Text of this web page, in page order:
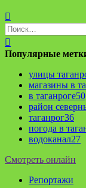
Найти:
Популярные
улицы
магазины в
в таганроге50
район
таганрог36
погода в
водоканал27
Смотреть онлайн
Репортажи